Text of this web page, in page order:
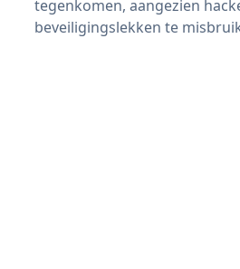
tegenkomen, aangezien
beveiligingslekken te